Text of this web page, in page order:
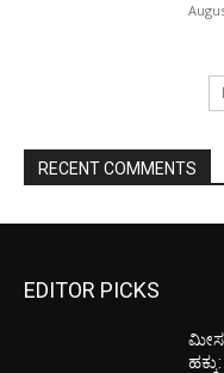
RECENT COMMENTS
EDITOR PICKS